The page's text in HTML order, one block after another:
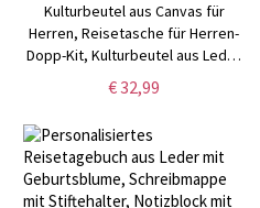
Kulturbeutel aus Canvas für
Herren, Reisetasche für Herren-
Dopp-Kit, Kulturbeutel aus Leder
für Herren personalisiert,
Geburtstags-/Vatertag-/
€ 32,99